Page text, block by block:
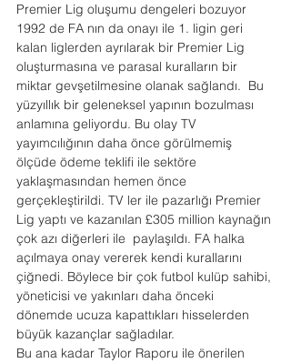
Premier Lig oluşumu dengeleri bozuyor
1992 de FA nın da onayı ile 1. ligin geri
kalan liglerden ayrılarak bir Premier Lig
oluşturmasına ve parasal kuralların bir
miktar gevşetilmesine olanak sağlandı.  Bu
yüzyıllık bir geleneksel yapının bozulması
anlamına geliyordu. Bu olay TV
yayımcılığının daha önce görülmemiş
ölçüde ödeme teklifi ile sektöre
yaklaşmasından hemen önce
gerçekleştirildi. TV ler ile pazarlığı Premier
Lig yaptı ve kazanılan £305 million kaynağın
çok azı diğerleri ile  paylaşıldı. FA halka
açılmaya onay vererek kendi kurallarını
çiğnedi. Böylece bir çok futbol kulüp sahibi,
yöneticisi ve yakınları daha önceki
dönemde ucuza kapattıkları hisselerden
büyük kazançlar sağladılar.
Bu ana kadar Taylor Raporu ile önerilen